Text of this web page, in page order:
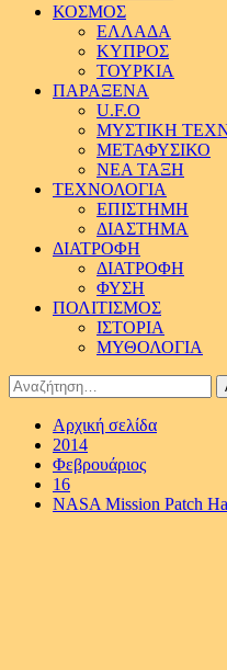
ΚΟΣΜΟΣ
ΕΛΛΑΔΑ
ΚΥΠΡΟΣ
ΤΟΥΡΚΙΑ
ΠΑΡΑΞΕΝΑ
U.F.O
ΜΥΣΤΙΚΗ
ΜΕΤΑΦΥΣΙΚΟ
ΝΕΑ ΤΑΞΗ
ΤΕΧΝΟΛΟΓΙΑ
ΕΠΙΣΤΗΜΗ
ΔΙΑΣΤΗΜΑ
ΔΙΑΤΡΟΦΗ
ΔΙΑΤΡΟΦΗ
ΦΥΣΗ
ΠΟΛΙΤΙΣΜΟΣ
ΙΣΤΟΡΙΑ
ΜΥΘΟΛΟΓΙΑ
Αναζήτηση
για:
Αρχική σελίδα
2014
Φεβρουάριος
16
NASA Mission Patch